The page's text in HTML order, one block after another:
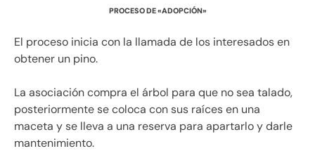
PROCESO DE «ADOPCIÓN»
El proceso inicia con la llamada de los interesados en
obtener un pino.
La asociación compra el árbol para que no sea talado,
posteriormente se coloca con sus raíces en una
maceta y se lleva a una reserva para apartarlo y darle
mantenimiento.